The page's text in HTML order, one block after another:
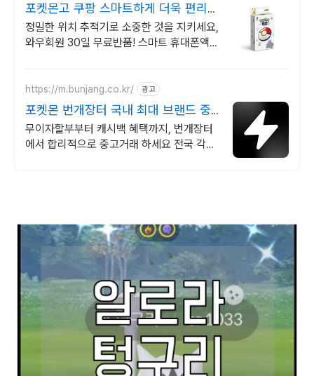
포켓몬고 쿠팡 스마트하게 더욱 편리한
일상
정밀한 위치 추적기로 소중한 것을 지키세요,
와우회원 30일 무료반품! 스마트 휴대폰액
https://m.bunjang.co.kr/ 광고
포켓몬 번개장터 국내 최대 브랜드 중
고거래
무이자할부부터 캐시백 혜택까지, 번개장터
에서 합리적으로 중고거래 하세요 전국 각지